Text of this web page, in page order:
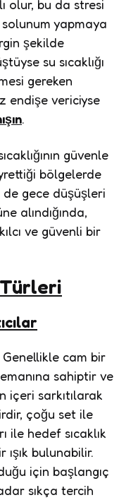
olur, bu da stresi
solunum yapmaya
şekilde
su sıcaklığı
gereken
endişe vericiyse
.
güvenle
bölgelerde
de gece düşüşleri
alındığında,
ve güvenli bir
Türleri
Genellikle cam bir
sahiptir ve
içeri sarkıtılarak
çoğu set ile
ile hedef sıcaklık
ışık bulunabilir.
için başlangıç
sıkça tercih